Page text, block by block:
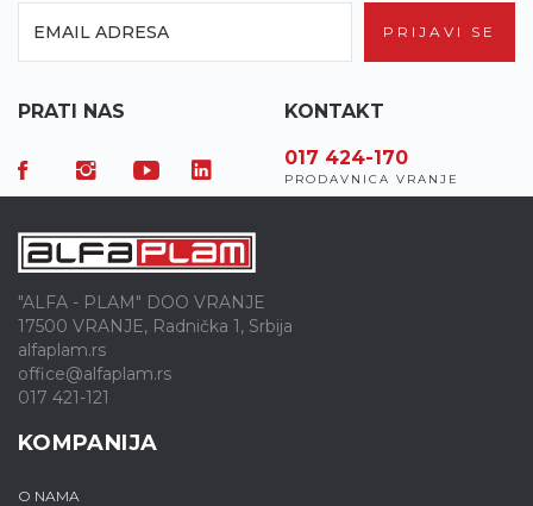
PRIJAVI SE
PRATI NAS KONTAKT
017 7-155-155
SERVISNI CALL CENTAR
017 424-170
PRODAVNICA VRANJE
"ALFA - PLAM" DOO VRANJE
17500 VRANJE, Radnička 1, Srbija
alfaplam.rs
office@alfaplam.rs
017 421-121
KOMPANIJA
O NAMA